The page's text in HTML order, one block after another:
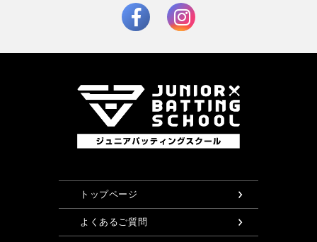
トップページ
よくあるご質問